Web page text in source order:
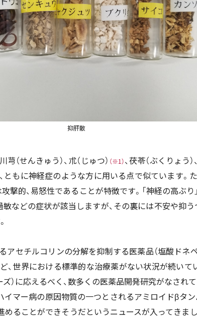
抑肝散
（せんきゅう）、朮（じゅつ） （※1）、茯苓（ぶくりょう
ともに神経症のような方に用いる点で似ています。
撃的、易怒性であることが特徴です。「神経の高ぶり
などの症状が該当しますが、その裏には不安や抑
セチルコリンの分解を抑制する医薬品（塩酸ドネ
、世界における標準的な治療薬がない状況が続い
ズ）に応えるべく、数多くの医薬品開発研究がなされ
イマー病の原因物質の一つとされるアミロイドβタ
ることができそうだというニュースが入ってきまし